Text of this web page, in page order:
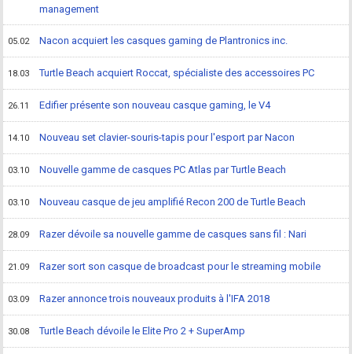
management
05.02 Nacon acquiert les casques gaming de Plantronics inc.
18.03 Turtle Beach acquiert Roccat, spécialiste des accessoires PC
26.11 Edifier présente son nouveau casque gaming, le V4
14.10 Nouveau set clavier-souris-tapis pour l'esport par Nacon
03.10 Nouvelle gamme de casques PC Atlas par Turtle Beach
03.10 Nouveau casque de jeu amplifié Recon 200 de Turtle Beach
28.09 Razer dévoile sa nouvelle gamme de casques sans fil : Nari
21.09 Razer sort son casque de broadcast pour le streaming mobile
03.09 Razer annonce trois nouveaux produits à l'IFA 2018
30.08 Turtle Beach dévoile le Elite Pro 2 + SuperAmp